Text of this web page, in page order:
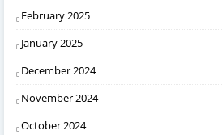
February 2025
January 2025
December 2024
November 2024
October 2024